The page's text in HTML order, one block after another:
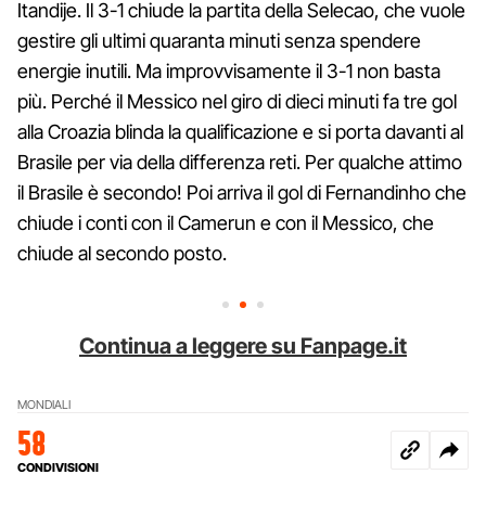
Itandije. Il 3-1 chiude la partita della Selecao, che vuole
gestire gli ultimi quaranta minuti senza spendere
energie inutili. Ma improvvisamente il 3-1 non basta
più. Perché il Messico nel giro di dieci minuti fa tre gol
alla Croazia blinda la qualificazione e si porta davanti al
Brasile per via della differenza reti. Per qualche attimo
il Brasile è secondo! Poi arriva il gol di Fernandinho che
chiude i conti con il Camerun e con il Messico, che
chiude al secondo posto.
Continua a leggere su Fanpage.it
MONDIALI
58
CONDIVISIONI